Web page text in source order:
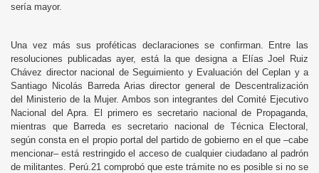
sería mayor.
Una vez más sus proféticas declaraciones se confirman. Entre las
resoluciones publicadas ayer, está la que designa a Elías Joel Ruiz
Chávez director nacional de Seguimiento y Evaluación del Ceplan y a
Santiago Nicolás Barreda Arias director general de Descentralización
del Ministerio de la Mujer. Ambos son integrantes del Comité Ejecutivo
Nacional del Apra. El primero es secretario nacional de Propaganda,
mientras que Barreda es secretario nacional de Técnica Electoral,
según consta en el propio portal del partido de gobierno en el que –cabe
mencionar– está restringido el acceso de cualquier ciudadano al padrón
de militantes. Perú.21 comprobó que este trámite no es posible si no se